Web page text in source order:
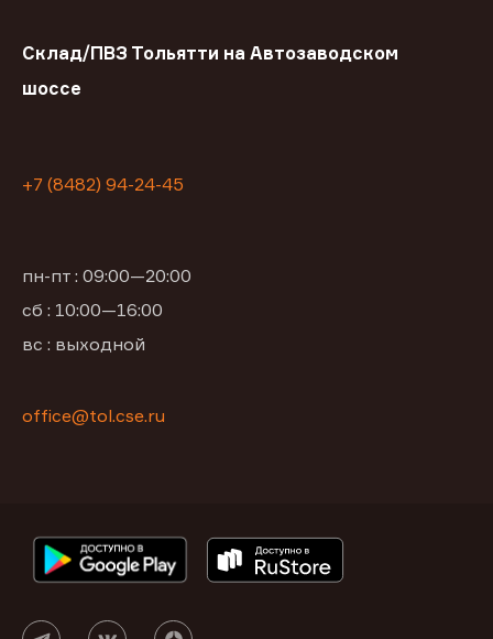
Склад/ПВЗ Тольятти на Автозаводском
шоссе
+7 (8482) 94-24-45
пн-пт : 09:00—20:00
сб : 10:00—16:00
вс : выходной
office@tol.cse.ru